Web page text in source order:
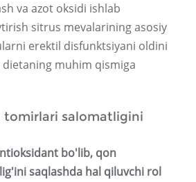
va azot oksidi ishlab
sitrus mevalarining asosiy
erektil disfunktsiyani oldini
muhim qismiga
tomirlari salomatligini
bo'lib, qon
saqlashda hal qiluvchi rol